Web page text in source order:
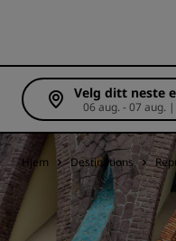
Velg ditt neste
Hjem Destinations